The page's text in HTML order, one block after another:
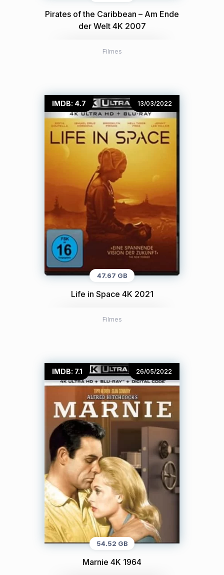
Pirates of the Caribbean – Am Ende
der Welt 4K 2007
Filmes
IMDB: 4.7 13/03/2022
47.67 GB
Life in Space 4K 2021
Filmes
IMDB: 7.1 26/05/2022
54.52 GB
Marnie 4K 1964